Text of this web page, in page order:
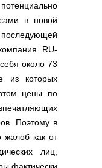
в новой
RU-
около 73
из которых
цены по
Поэтому в
как от
лиц,